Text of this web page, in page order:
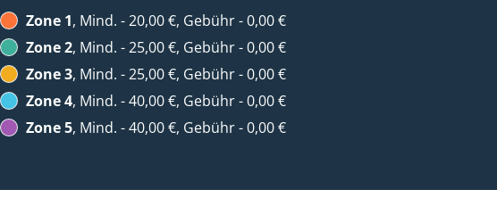
Zone 1, Mind. - 20,00 €, Gebühr - 0,00 €
Zone 2, Mind. - 25,00 €, Gebühr - 0,00 €
Zone 3, Mind. - 25,00 €, Gebühr - 0,00 €
Zone 4, Mind. - 40,00 €, Gebühr - 0,00 €
Zone 5, Mind. - 40,00 €, Gebühr - 0,00 €